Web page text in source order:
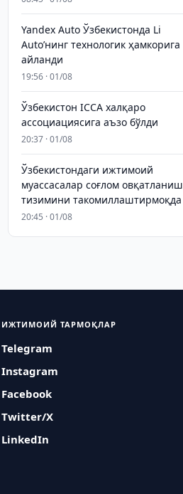
Yandex Auto Ўзбекистонда Li
Auto’нинг технологик ҳамкорига
айланди
19:56 · 01/08
Ўзбекистон ICCA халқаро
ассоциациясига аъзо бўлди
20:37 · 01/08
Ўзбекистондаги ижтимоий
муассасалар соғлом овқатланиш
тизимини такомиллаштирмоқда
20:45 · 01/08
ИЖТИМОИЙ ТАРМОҚЛАР
Telegram
Instagram
Facebook
Twitter/X
LinkedIn